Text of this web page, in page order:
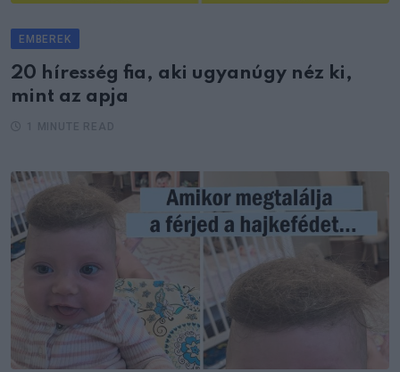
EMBEREK
20 híresség fia, aki ugyanúgy néz ki,
mint az apja